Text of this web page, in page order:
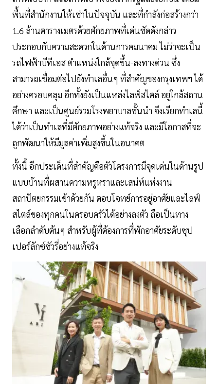
พื้นที่สำนักงานให้เช่าในปัจจุบัน และที่กำลังก่อสร้างกว่า
1.6 ล้านตารางเมตรด้วยศักยภาพที่เด่นชัดดังกล่าว
ประกอบกับความสะดวกในด้านการคมนาคม ไม่ว่าจะเป็น
รถไฟฟ้าบีทีเอส ตำแหน่งใกล้จุดขึ้น-ลงทางด่วน ซึ่ง
สามารถเชื่อมต่อไปยังทำเลอื่นๆ ที่สำคัญของกรุงเทพฯ ได้
อย่างครอบคลุม อีกทั้งยังเป็นแหล่งไลฟ์สไตล์ อยู่ใกล้สถาน
ศึกษา และเป็นศูนย์รวมโรงพยาบาลชั้นนำ จึงเรียกทำเลนี้
ได้ว่าเป็นทำเลที่มีศักยภาพอย่างแท้จริง และมีโอกาสที่จะ
ถูกพัฒนาให้มีมูลค่าเพิ่มสูงขึ้นในอนาคต
ทั้งนี้ อีกประเด็นที่สำคัญคือตัวโครงการมีจุดเด่นในด้านรูป
แบบบ้านที่ผสานความหรูหราและเสน่ห์แห่งงาน
สถาปัตยกรรมเข้าด้วยกัน ตอบโจทย์การอยู่อาศัยและไลฟ์
สไตล์ของทุกคนในครอบครัวได้อย่างลงตัว ถือเป็นทาง
เลือกลำดับต้นๆ สำหรับผู้ที่ต้องการที่พักอาศัยระดับซุป
เปอร์ลักซ์ชัวรี่อย่างแท้จริง